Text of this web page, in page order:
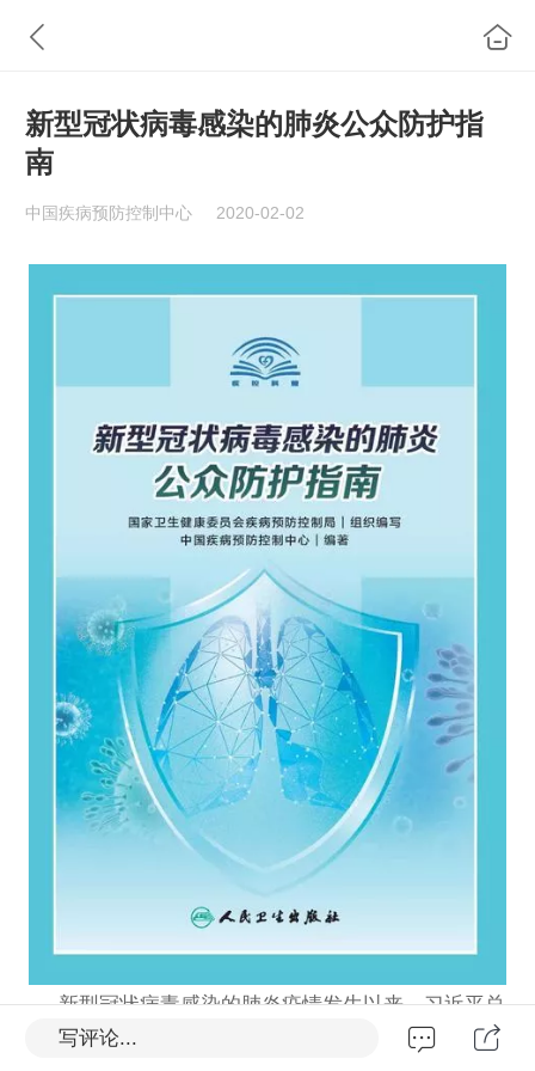
新型冠状病毒感染的肺炎公众防护指
南
中国疾病预防控制中心 2020-02-02
新型冠状病毒感染的肺炎疫情发生以来，习近平总
书记非常关心疫情进展、防控和患者救治情况，多次
写评论...